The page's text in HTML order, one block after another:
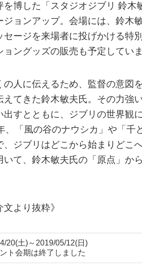
博した「スタジオジブリ 鈴
ジョンアップ。会場には、鈴木
ージを来場者に投げかける特
ングッズの販売も予定していま
人に伝えるため、監督の意図
てきた鈴木敏夫氏。その力強
すとともに、ジブリの世界観
「風の谷のナウシカ」や「千
、ジブリはどこから始まりど
て、鈴木敏夫氏の「原点」か
より抜粋》
20(土)～2019/05/12(日)
ト会期は終了しました